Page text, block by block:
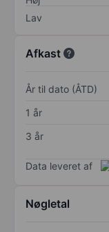
Lav
Afkast
År til dato (ÅTD)
1 år
3 år
Data leveret af
Nøgletal